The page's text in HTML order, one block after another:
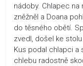
nádoby. Chlapec na
zněžněl a Doana
do těsného obětí.
zvedl, došel ke
Kus podal chlapci a
chlebu radostně